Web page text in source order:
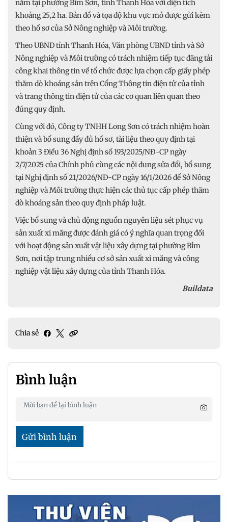
nằm tại phường Bỉm Sơn, tỉnh Thanh Hóa với diện tích
khoảng 25,2 ha. Bản đồ và tọa độ khu vực mỏ được gửi kèm
theo hồ sơ của Sở Nông nghiệp và Môi trường.
Theo UBND tỉnh Thanh Hóa, Văn phòng UBND tỉnh và Sở
Nông nghiệp và Môi trường có trách nhiệm tiếp tục đăng tải
công khai thông tin về tổ chức được lựa chọn cấp giấy phép
thăm dò khoáng sản trên Cổng Thông tin điện tử của tỉnh
và trang thông tin điện tử của các cơ quan liên quan theo
đúng quy định.
Cùng với đó, Công ty TNHH Long Sơn có trách nhiệm hoàn
thiện và bổ sung đầy đủ hồ sơ, tài liệu theo quy định tại
khoản 3 Điều 36 Nghị định số 193/2025/NĐ-CP ngày
2/7/2025 của Chính phủ cùng các nội dung sửa đổi, bổ sung
tại Nghị định số 21/2026/NĐ-CP ngày 16/1/2026 để Sở Nông
nghiệp và Môi trường thực hiện các thủ tục cấp phép thăm
dò khoáng sản theo quy định pháp luật.
Việc bổ sung và chủ động nguồn nguyên liệu sét phục vụ
sản xuất xi măng được đánh giá có ý nghĩa quan trọng đối
với hoạt động sản xuất vật liệu xây dựng tại phường Bỉm
Sơn, nơi tập trung nhiều cơ sở sản xuất xi măng và công
nghiệp vật liệu xây dựng của tỉnh Thanh Hóa.
Buildata
Chia sẻ
Bình luận
Gửi bình luận